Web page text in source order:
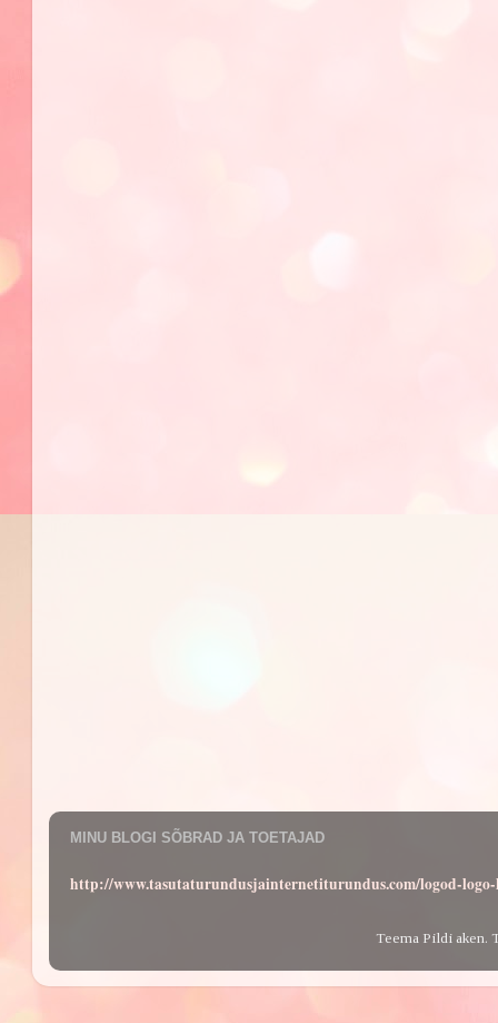
MINU BLOGI SÕBRAD JA TOETAJAD
http://www.tasutaturundusjainternetiturundus.com/logod-
Teema Pildi aken.